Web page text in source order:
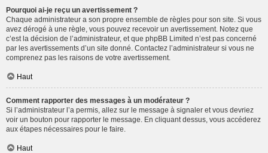
Pourquoi ai-je reçu un avertissement ?
Chaque administrateur a son propre ensemble de règles pour son site. Si vous
avez dérogé à une règle, vous pouvez recevoir un avertissement. Notez que
c’est la décision de l’administrateur, et que phpBB Limited n’est pas concerné
par les avertissements d’un site donné. Contactez l’administrateur si vous ne
comprenez pas les raisons de votre avertissement.
Haut
Comment rapporter des messages à un modérateur ?
Si l’administrateur l’a permis, allez sur le message à signaler et vous devriez
voir un bouton pour rapporter le message. En cliquant dessus, vous accéderez
aux étapes nécessaires pour le faire.
Haut